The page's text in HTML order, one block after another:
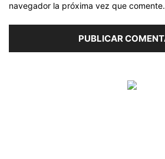
navegador la próxima vez que comente.